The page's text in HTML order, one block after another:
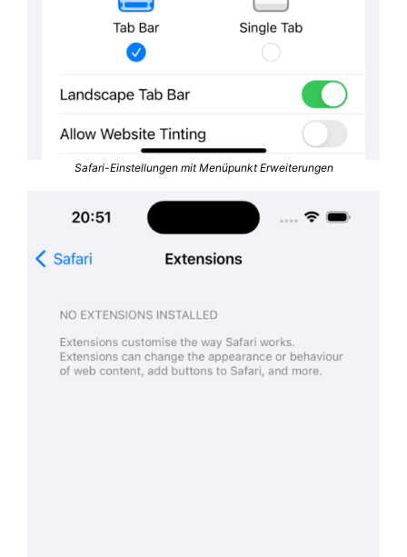
Safari-Einstellungen mit Menüpunkt Erweiterungen